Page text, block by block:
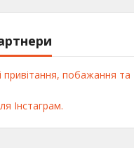
привітання, побажання та
Інстаграм.